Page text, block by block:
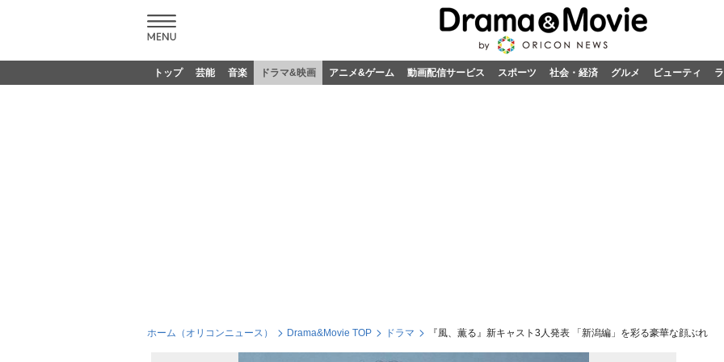
トップ 芸能 音楽 ドラマ&映画 アニメ&ゲーム 動画配信サービス スポーツ 社会・経済 グルメ ビューティ
ホーム（オリコンニュース） Drama&Movie TOP ドラマ 『風、薫る』新キャスト3人発表 「新潟編」を彩る豪華な顔ぶれ